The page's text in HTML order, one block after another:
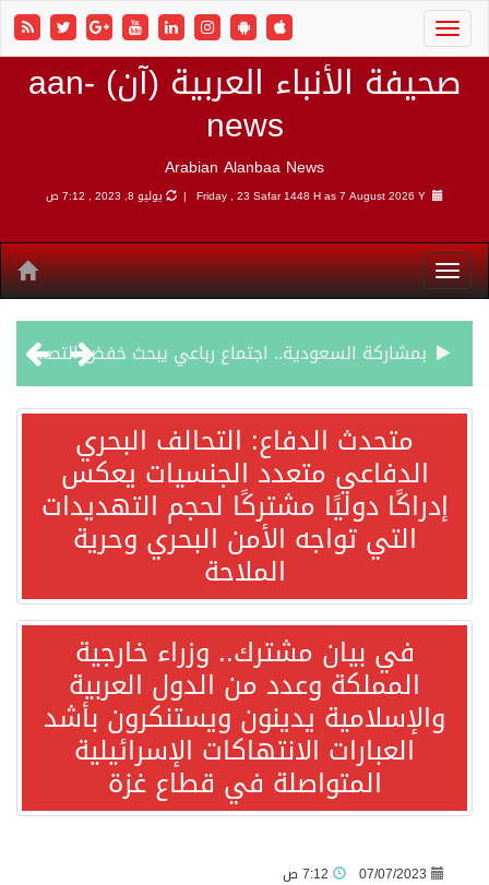
صحيفة الأنباء العربية (آن) aan-
news
Arabian Alanbaa News
Friday , 23 Safar 1448 H as7 August 2026 Y | يوليو 8, 2023 , 7:12 ص
بمشاركة السعودية.. اجتماع رباعي يبحث خفض التصعيد ومعالجة التحديات الأمنية الراهنة
وزير الخارجية السعودي: جميع إجراءات إسرائيل الأحادية في أراضي فلسطين باطلة
ورقة بحثية: التحالف البحري الدفاعي بقيادة الرياض يعيد صياغة مفهوم أمن البحار
ترامب: الأمير محمد بن سلمان يفضل الحوار بخصوص إيران لخفض التصعيد
متحدث الدفاع: التحالف البحري
الدفاعي متعدد الجنسيات يعكس
إدراكًا دوليًا مشتركًا لحجم التهديدات
التي تواجه الأمن البحري وحرية
الملاحة
في بيان مشترك.. وزراء خارجية
المملكة وعدد من الدول العربية
والإسلامية يدينون ويستنكرون بأشد
العبارات الانتهاكات الإسرائيلية
المتواصلة في قطاع غزة
07/07/2023